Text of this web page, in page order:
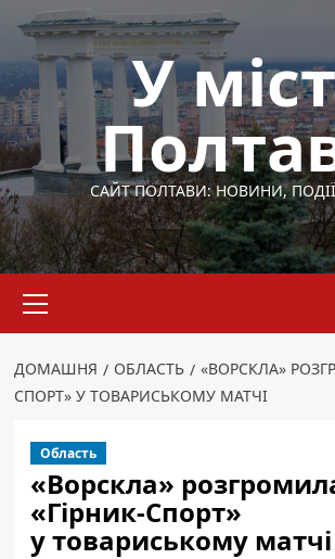
Перейти
вмісту
У
САЙТ ПОЛТАВИ: НОВИНИ,
меню
ДОМАШНЯ ОБЛАСТЬ
«ВОРСКЛА»
СПОРТ» У ТОВАРИСЬКОМУ МАТЧІ
Область
«Ворскла»
«Гірник-Спорт»
у товариському матчі